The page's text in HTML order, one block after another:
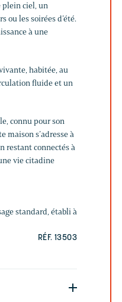
plein ciel, un
ou les soirées d’été.
à une
habitée, au
fluide et un
connu pour son
maison s’adresse à
restant connectés à
vie citadine
standard, établi à
RÉF. 13503